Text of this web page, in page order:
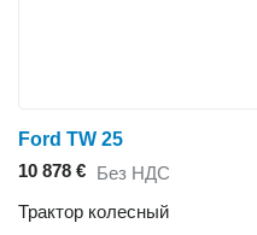
Ford TW 25
10 878 € Без НДС
Трактор колесный